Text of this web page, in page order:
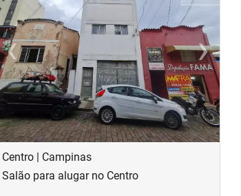
‹Previous ›Next
Centro | Campinas
Salão para alugar no Centro